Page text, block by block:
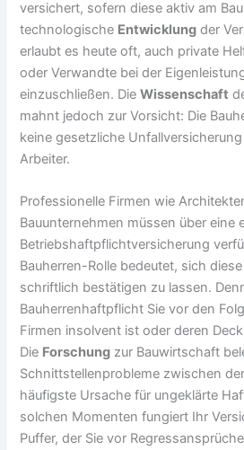
versichert, sofern diese aktiv am
technologische Entwicklung der
erlaubt es heute oft, auch private
oder Verwandte bei der
einzuschließen. DieWissenschaft
mahnt jedoch zur Vorsicht: Die
keine gesetzliche
Arbeiter.
Professionelle Firmen wie
Bauunternehmen müssen über eine
Betriebshaftpflichtversicherung
Bauherren-Rolle bedeutet, sich diese
schriftlich bestätigen zu lassen.
Bauherrenhaftpflicht Sie vor den
Firmen insolvent ist oder deren
Die Forschung zur Bauwirtschaft
Schnittstellenprobleme zwischen
häufigste Ursache für ungeklärte
solchen Momenten fungiert Ihr
Puffer, der Sie vor